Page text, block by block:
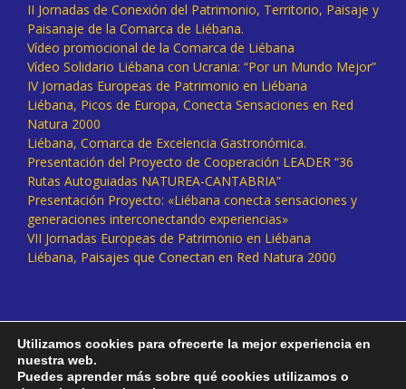
II Jornadas de Conexión del Patrimonio, Territorio, Paisaje y
Paisanaje de la Comarca de Liébana.
Vídeo promocional de la Comarca de Liébana
Vídeo Solidario Liébana con Ucrania: “Por un Mundo Mejor”
IV Jornadas Europeas de Patrimonio en Liébana
Liébana, Picos de Europa, Conecta Sensaciones en Red
Natura 2000
Liébana, Comarca de Excelencia Gastronómica.
Presentación del Proyecto de Cooperación LEADER “36
Rutas Autoguiadas NATUREA-CANTABRIA”
Presentación Proyecto: «Liébana conecta sensaciones y
generaciones interconectando experiencias»
VII Jornadas Europeas de Patrimonio en Liébana
Liébana, Paisajes que Conectan en Red Natura 2000
Utilizamos cookies para ofrecerte la mejor experiencia en
nuestra web.
Puedes aprender más sobre qué cookies utilizamos o